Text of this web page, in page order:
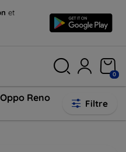
et
0
Reno
Filtre